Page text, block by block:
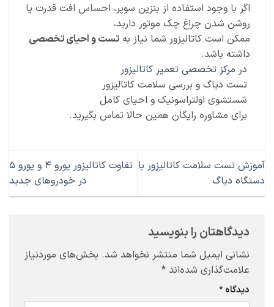
اگر با وجود استفاده از بنزین سوپر، احساس افت قدرت یا
روشن شدن چراغ چک موتور دارید،
ممکن است کاتالیزور شما نیاز به تست و احیای تخصصی
داشته باشد.
در مرکز تخصصی تعمیر کاتالیزور
تست دیاگ و بررسی سلامت کاتالیزور
شستشوی اولتراسونیک و احیای کامل
برای مشاوره رایگان همین حالا تماس بگیرید.
آموزش تست سلامت کاتالیزور با
دستگاه دیاگ
تفاوت کاتالیزور یورو ۴ و یورو ۵
در خودروهای جدید
دیدگاهتان را بنویسید
نشانی ایمیل شما منتشر نخواهد شد. بخش‌های موردنیاز
علامت‌گذاری شده‌اند *
دیدگاه*